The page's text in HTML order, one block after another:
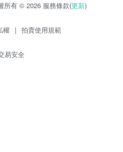
所有 © 2026 服務條款(更新)
權 | 拍賣使用規範
易安全